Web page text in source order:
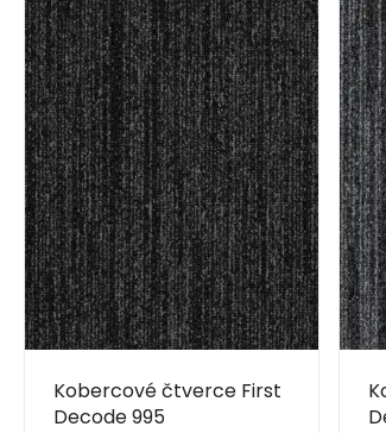
Kobercové čtverce First
Decode 995